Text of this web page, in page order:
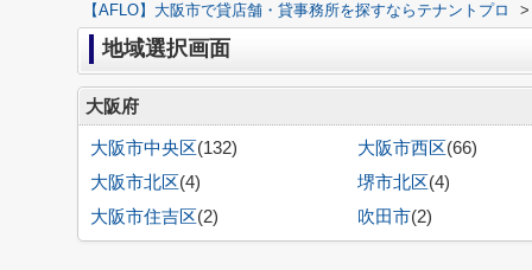
【AFLO】大阪市で貸店舗・貸事務所を探すならテナントプロ >
地域選択画面
大阪府
大阪市中央区(132) 大阪市西区(66)
大阪市北区(4) 堺市北区(4)
大阪市住吉区(2) 吹田市(2)